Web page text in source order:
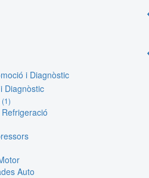
i Diagnòstic
Diagnòstic
(1)
Auto